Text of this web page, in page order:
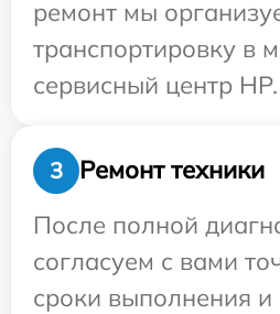
ремонт мы
транспортировку в
сервисный центр HP.
3
Ремонт техники
После полной
согласуем с вами
сроки выполнения и